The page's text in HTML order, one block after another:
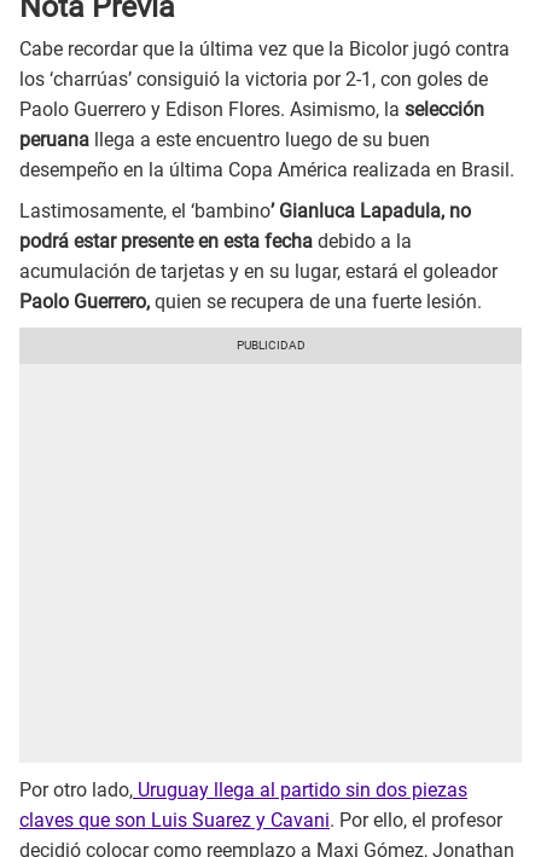
Nota Previa
Cabe recordar que la última vez que la Bicolor jugó contra
los ‘charrúas’ consiguió la victoria por 2-1, con goles de
Paolo Guerrero y Edison Flores. Asimismo, la selección
peruana llega a este encuentro luego de su buen
desempeño en la última Copa América realizada en Brasil.
Lastimosamente, el ‘bambino’ Gianluca Lapadula, no
podrá estar presente en esta fecha debido a la
acumulación de tarjetas y en su lugar, estará el goleador
Paolo Guerrero, quien se recupera de una fuerte lesión.
Por otro lado, Uruguay llega al partido sin dos piezas
claves que son Luis Suarez y Cavani. Por ello, el profesor
decidió colocar como reemplazo a Maxi Gómez, Jonathan